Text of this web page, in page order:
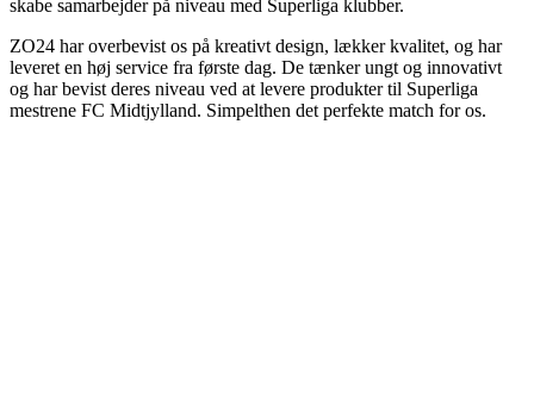
skabe samarbejder på niveau med Superliga klubber.
ZO24 har overbevist os på kreativt design, lækker kvalitet, og har
leveret en høj service fra første dag. De tænker ungt og innovativt
og har bevist deres niveau ved at levere produkter til Superliga
mestrene FC Midtjylland. Simpelthen det perfekte match for os.